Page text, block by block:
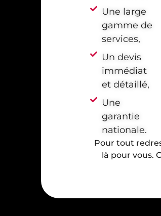
Une large
gamme de
services,
Un devis
immédiat
et détaillé,
Une
garantie
nationale.
Pour tout
là pour vous.